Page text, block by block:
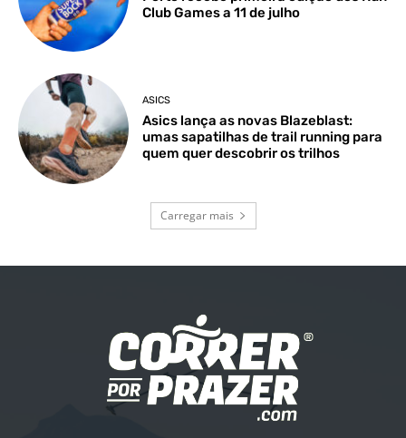
Club Games a 11 de julho
ASICS
Asics lança as novas Blazeblast:
umas sapatilhas de trail running para
quem quer descobrir os trilhos
Carregar mais